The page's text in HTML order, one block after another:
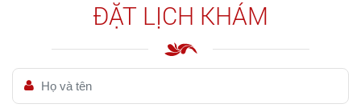
ĐẶT LỊCH KHÁM